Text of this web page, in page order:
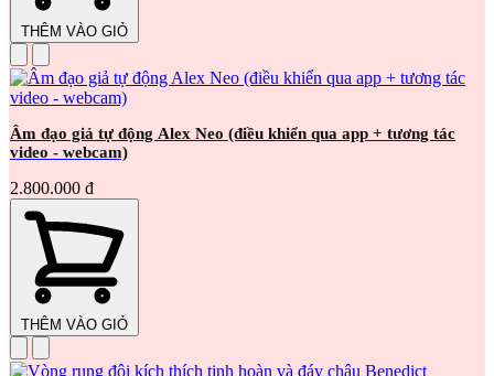
THÊM VÀO GIỎ
Âm đạo giả tự động Alex Neo (điều khiển qua app + tương tác
video - webcam)
2.800.000 đ
THÊM VÀO GIỎ